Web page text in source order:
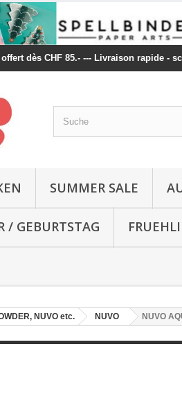
dès CHF 85.- --- Livraison rapide -
SUMMER SALE
/ GEBURTSTAG
NUVO etc. NUVO NUVO